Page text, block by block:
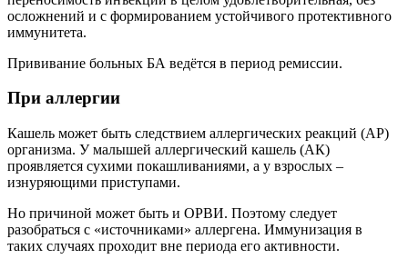
осложнений и с формированием устойчивого протективного
иммунитета.
Прививание больных БА ведётся в период ремиссии.
При аллергии
Кашель может быть следствием аллергических реакций (АР)
организма. У малышей аллергический кашель (АК)
проявляется сухими покашливаниями, а у взрослых –
изнуряющими приступами.
Но причиной может быть и ОРВИ. Поэтому следует
разобраться с «источниками» аллергена. Иммунизация в
таких случаях проходит вне периода его активности.